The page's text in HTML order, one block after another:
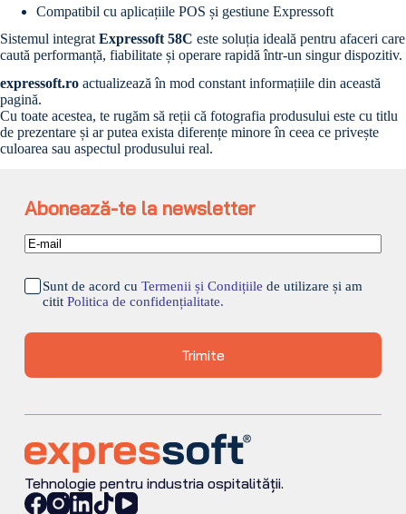
Compatibil cu aplicațiile POS și gestiune Expressoft
Sistemul integratExpressoft 58C este soluția ideală pentru afaceri care
caută performanță, fiabilitate și operare rapidă într-un singur dispozitiv.
expressoft.ro actualizează în mod constant informațiile din această
pagină.
Cu toate acestea, te rugăm să reții că fotografia produsului este cu titlu
de prezentare și ar putea exista diferențe minore în ceea ce privește
culoarea sau aspectul produsului real.
Abonează-te la newsletter
Sunt de acord cu Termenii și Condițiile de utilizare și am
citit Politica de confidențialitate.
Trimite
Tehnologie pentru industria ospitalității.